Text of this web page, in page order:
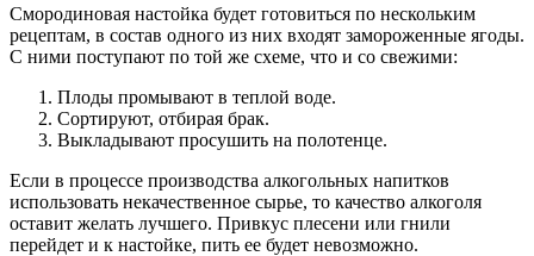
Смородиновая настойка будет готовиться по нескольким
рецептам, в состав одного из них входят замороженные ягоды.
С ними поступают по той же схеме, что и со свежими:
Плоды промывают в теплой воде.
Сортируют, отбирая брак.
Выкладывают просушить на полотенце.
Если в процессе производства алкогольных напитков
использовать некачественное сырье, то качество алкоголя
оставит желать лучшего. Привкус плесени или гнили
перейдет и к настойке, пить ее будет невозможно.